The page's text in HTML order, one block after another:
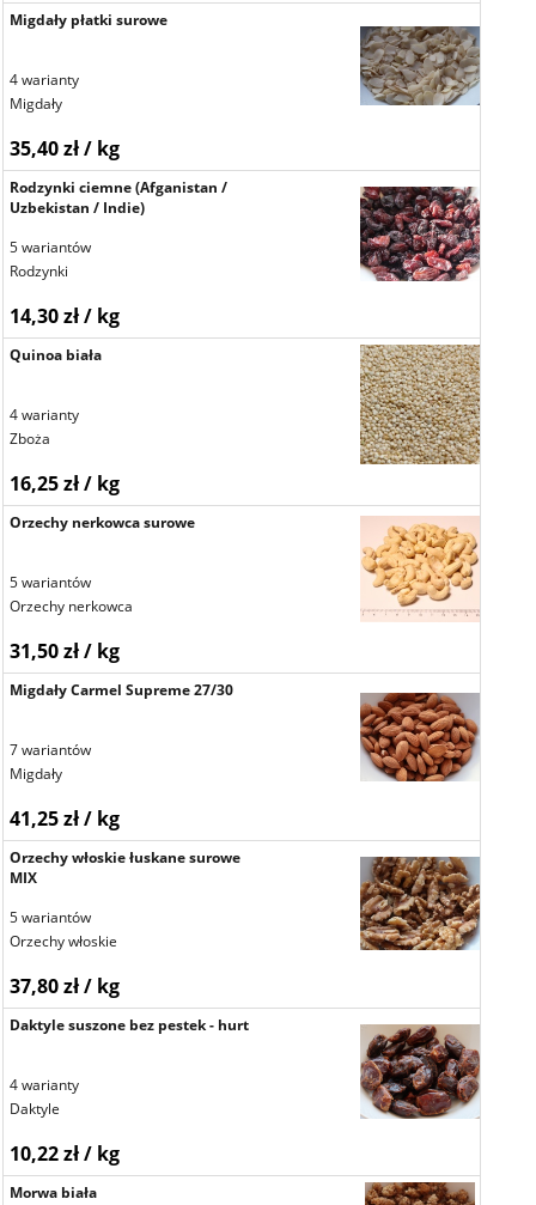
Migdały płatki surowe
4 warianty
Migdały
35,40 zł / kg
Rodzynki ciemne (Afganistan /
Uzbekistan / Indie)
5 wariantów
Rodzynki
14,30 zł / kg
Quinoa biała
4 warianty
Zboża
16,25 zł / kg
Orzechy nerkowca surowe
5 wariantów
Orzechy nerkowca
31,50 zł / kg
Migdały Carmel Supreme 27/30
7 wariantów
Migdały
41,25 zł / kg
Orzechy włoskie łuskane surowe
MIX
5 wariantów
Orzechy włoskie
37,80 zł / kg
Daktyle suszone bez pestek - hurt
4 warianty
Daktyle
10,22 zł / kg
Morwa biała